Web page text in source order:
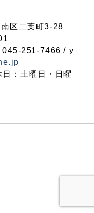
区二葉町3-28
045-251-7466 / y
：土曜日・日曜